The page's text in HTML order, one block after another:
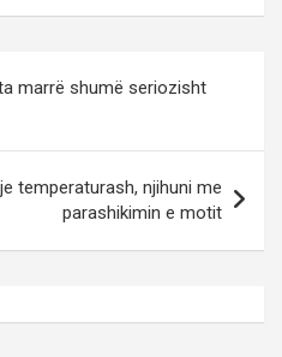
marrë shumë seriozisht
temperaturash, njihuni me
parashikimin e motit